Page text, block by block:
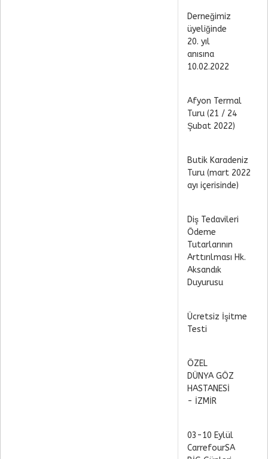
Derneğimiz
üyeliğinde
20. yıl
anısına
10.02.2022
Afyon Termal
Turu (21 / 24
Şubat 2022)
Butik Karadeniz
Turu (mart 2022
ayı içerisinde)
Diş Tedavileri
Ödeme
Tutarlarının
Arttırılması Hk.
Aksandık
Duyurusu
Ücretsiz İşitme
Testi
ÖZEL
DÜNYA GÖZ
HASTANESİ
- İZMİR
03-10 Eylül
CarrefourSA